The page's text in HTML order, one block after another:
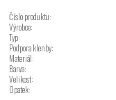
Číslo produktu:
Výrobce:
Typ:
Podpora klenby:
Materiál:
Barva:
Velikost:
Opatek: